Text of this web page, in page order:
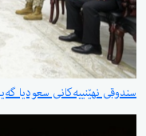
سندوقی نهێنییەكانی سعودیا